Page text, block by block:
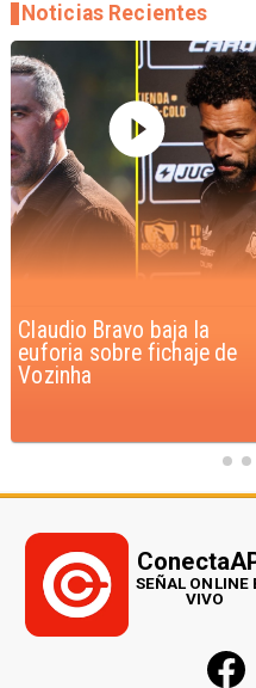
Patinadoras de
Mejillones clasifican al
Campeonato Nacional
Noticias Recientes
SEÑAL ONLINE
VIVO